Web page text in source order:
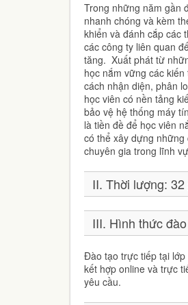
Trong những năm gần
nhanh chóng và kèm
khiển và đánh cắp các
các công ty liên quan
tăng. Xuất phát từ
học nắm vững các
cách nhận diện, phân
học viên có nền tảng
bảo vệ hệ thống máy
là tiền đề để học viên
có thể xây dựng
chuyên gia trong lĩnh
II. Thời lượng:
III. Hình thức
Đào tạo trực tiếp tại
kết hợp online và trực
yêu cầu.